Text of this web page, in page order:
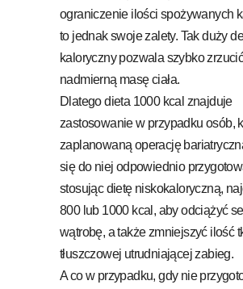
ograniczenie ilości spożywanych
to jednak swoje zalety. Tak duży
kaloryczny pozwala szybko
nadmierną masę ciała.
Dlatego dieta 1000 kcal znajduje
zastosowanie w przypadku osób,
zaplanowaną operację
się do niej odpowiednio
stosując dietę niskokaloryczną,
800 lub 1000 kcal, aby odciążyć
wątrobę, a także zmniejszyć ilość
tłuszczowej utrudniającej zabieg.
A co w przypadku, gdy nie